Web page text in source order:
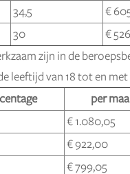
34,5 €
30 €
zijn in de
leeftijd van 18 tot en met
per
€ 1.080,05
€ 922,00
€ 799,05